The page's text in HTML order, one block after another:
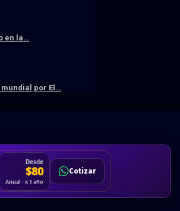
en la…
por El…
Desde
$80
Anual · x 1 año
Cotizar
Cotizar
Hablemos
Solicitar